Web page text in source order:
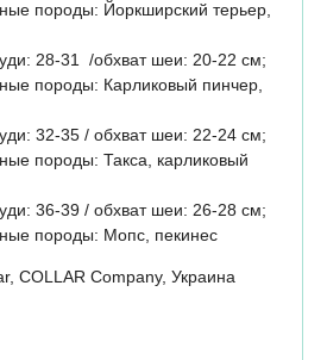
породы: Йоркширский терьер,
28-31 /обхват шеи: 20-22 см;
породы: Карликовый пинчер,
32-35 / обхват шеи: 22-24 см;
породы: Такса, карликовый
36-39 / обхват шеи: 26-28 см;
породы: Мопс, пекинес
COLLAR Company, Украина